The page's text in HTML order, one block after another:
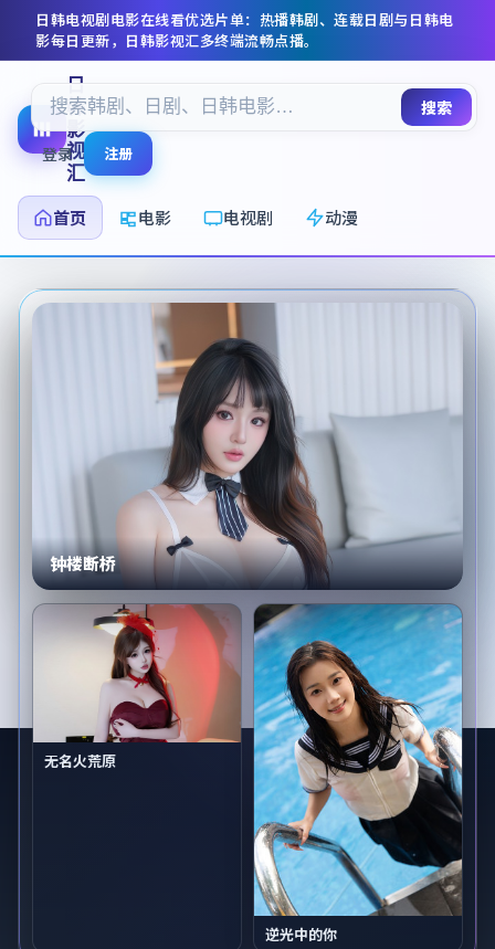
日韩电视剧电影在线看优选片单：热播韩剧、连载日剧与日韩电
影每日更新， 日韩影视汇多终端流畅点播。
日
韩
影
视
汇
首页
电影 电视剧 动漫
搜索
登录 注册
钟楼断桥
无名火荒原
逆光中的你